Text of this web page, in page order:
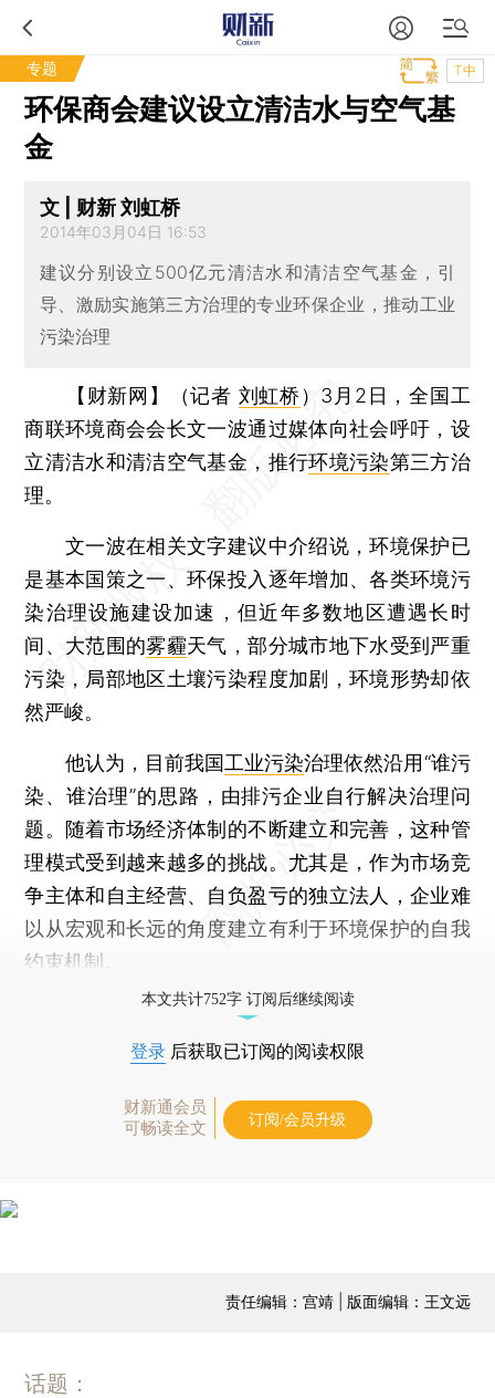
专题 T中
环保商会建议设立清洁水与空气基
金
文 | 财新 刘虹桥
2014年03月04日 16:53
建议分别设立500亿元清洁水和清洁空气基金，引
导、激励实施第三方治理的专业环保企业，推动工业
污染治理
【财新网】（记者 刘虹桥 ） 3月2日，全国工
商联环境商会会长文一波通过媒体向社会呼吁，设
立清洁水和清洁空气基金，推行环境污染第三方治
理。
文一波在相关文字建议中介绍说，环境保护已
是基本国策之一、环保投入逐年增加、各类环境污
染治理设施建设加速，但近年多数地区遭遇长时
间、大范围的雾霾天气，部分城市地下水受到严重
污染，局部地区土壤污染程度加剧，环境形势却依
然严峻。
他认为，目前我国工业污染治理依然沿用“谁污
染、谁治理”的思路，由排污企业自行解决治理问
题。随着市场经济体制的不断建立和完善，这种管
理模式受到越来越多的挑战。尤其是，作为市场竞
争主体和自主经营、自负盈亏的独立法人，企业难
以从宏观和长远的角度建立有利于环境保护的自我
约束机制。
本文共计752字 订阅后继续阅读
登录 后获取已订阅的阅读权限
财新通会员
可畅读全文
订阅/会员升级
责任编辑：宫靖 | 版面编辑：王文远
话题：